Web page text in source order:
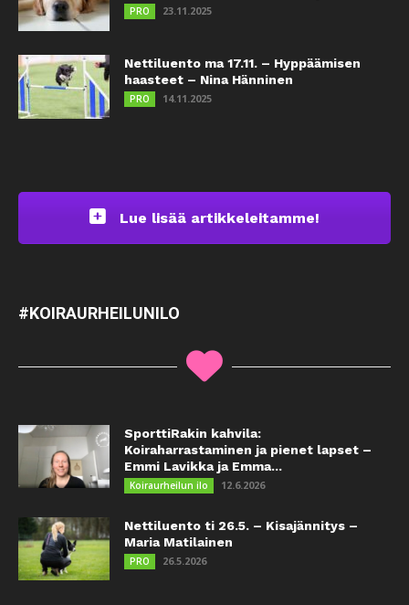
PRO 23.11.2025
Nettiluento ma 17.11. – Hyppäämisen
haasteet – Nina Hänninen
PRO 14.11.2025
Lue lisää artikkeleitamme!
#KOIRAURHEILUNILO
SporttiRakin kahvila:
Koiraharrastaminen ja pienet lapset –
Emmi Lavikka ja Emma...
Koiraurheilun ilo 12.6.2026
Nettiluento ti 26.5. – Kisajännitys –
Maria Matilainen
PRO 26.5.2026